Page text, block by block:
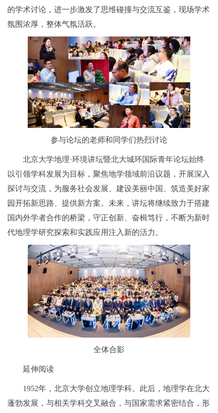
的学术讨论，进一步激发了思维碰撞与交流互鉴，现场学术
氛围浓厚，整体气氛活跃。
参与论坛的老师和同学们热烈讨论
北京大学地理·环境讲坛暨北大城环国际青年论坛始终
以引领学科发展为目标，聚焦地学领域前沿议题，开展深入
探讨与交流，为服务社会发展、建设美丽中国、筑造美好家
园开拓新思路、提供新方案。未来，讲坛将继续致力于搭建
国内外学者合作的桥梁，守正创新、奋楫笃行，不断为新时
代地理学研究探索和实践应用注入新的活力。
全体合影
延伸阅读
1952年，北京大学创立地理学科。此后，地理学在北大
蓬勃发展，与相关学科交叉融合，与国家需求紧密结合，形